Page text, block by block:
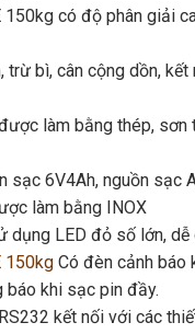
150kg có độ phân giải
trừ bì, cân cộng dồn, kết
làm bằng thép, sơn
sạc 6V4Ah, nguồn sạc
làm bằng INOX
dụng LED đỏ số lớn, dễ
150kg Có đèn cảnh báo
báo khi sạc pin đầy.
kết nối với các